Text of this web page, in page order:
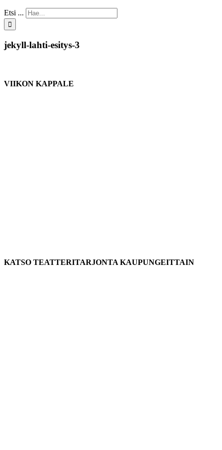
Etsi ...
jekyll-lahti-esitys-3
VIIKON KAPPALE
KATSO TEATTERITARJONTA KAUPUNGEITTAIN